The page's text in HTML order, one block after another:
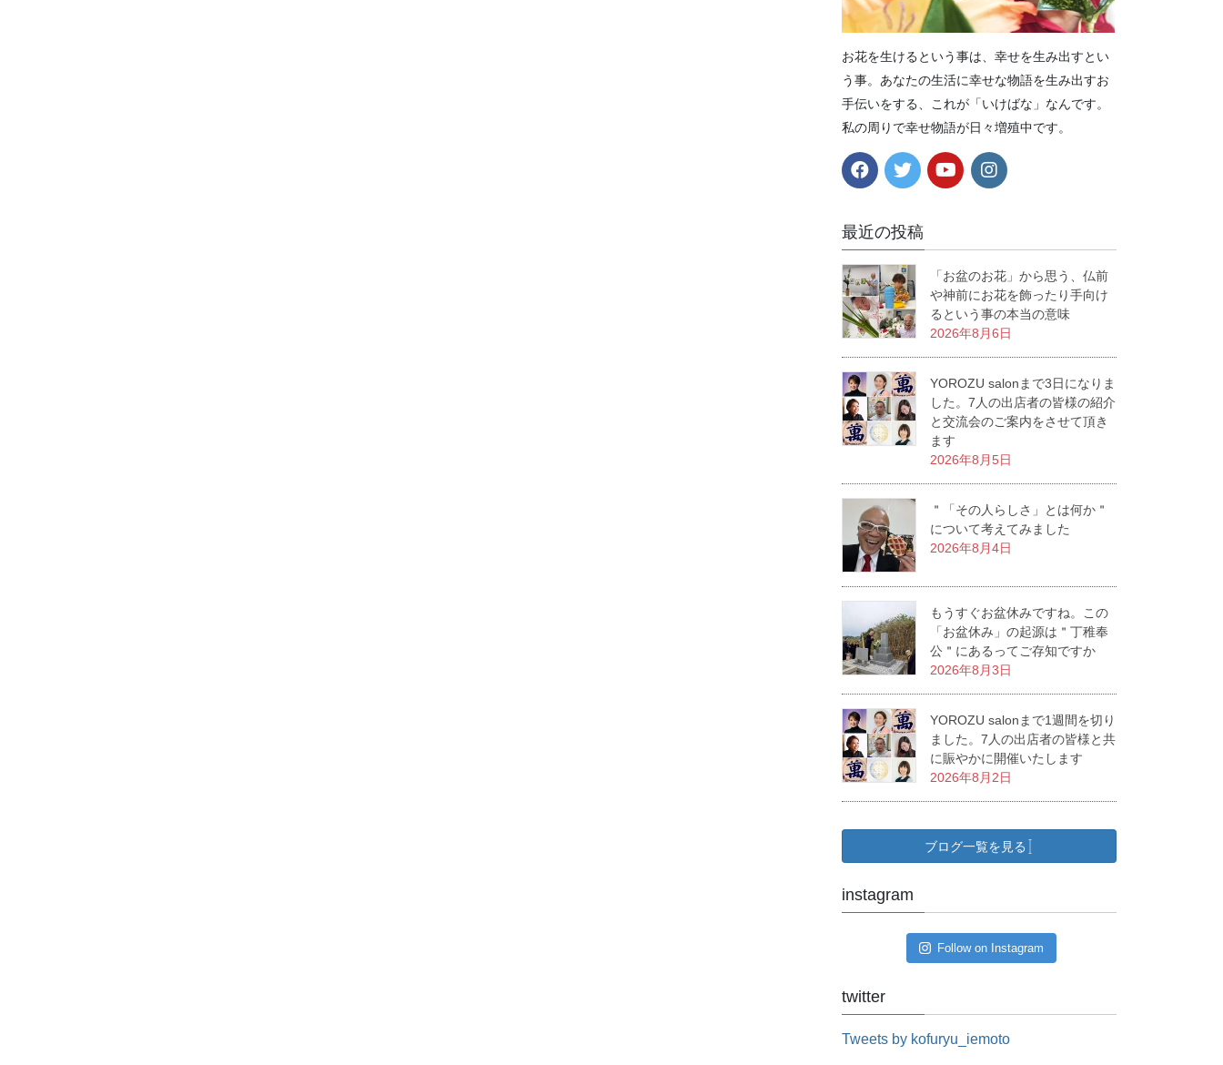
お花を生けるという事は、幸せを生み出すとい
う事。あなたの生活に幸せな物語を生み出すお
手伝いをする、これが「いけばな」なんです。
私の周りで幸せ物語が日々増殖中です。
最近の投稿
「お盆のお花」から思う、仏前
や神前にお花を飾ったり手向け
るという事の本当の意味
2026年8月6日
YOROZU salonまで3日になりま
した。7人の出店者の皆様の紹介
と交流会のご案内をさせて頂き
ます
2026年8月5日
＂「その人らしさ」とは何か＂
について考えてみました
2026年8月4日
もうすぐお盆休みですね。この
「お盆休み」の起源は＂丁稚奉
公＂にあるってご存知ですか
2026年8月3日
YOROZU salonまで1週間を切り
ました。7人の出店者の皆様と共
に賑やかに開催いたします
2026年8月2日
ブログ一覧を見る
instagram
Follow on Instagram
twitter
Tweets by kofuryu_iemoto